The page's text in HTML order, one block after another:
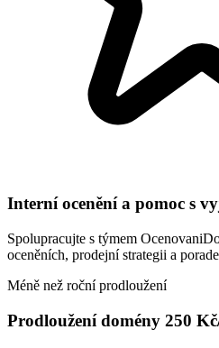
Interní ocenění a pomoc s
Spolupracujte s týmem
oceněních, prodejní strategii a
Méně než roční prodloužení
Prodloužení domény 250